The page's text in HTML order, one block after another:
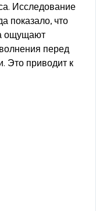
Исследование
показало, что
ощущают
перед
Это приводит к